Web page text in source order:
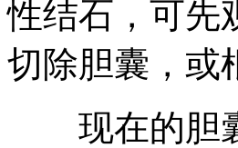
性结石，可先
切除胆囊，或
现在的胆囊